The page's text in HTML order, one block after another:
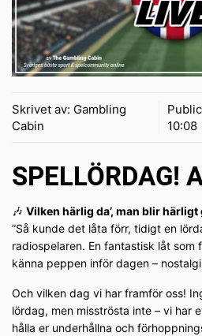
Skrivet av: Gambling
Cabin
10:08
SPELLÖRDAG!
🎶 Vilken härlig da’, man blir härligt
”Så kunde det låta förr, tidigt en
radiospelaren. En fantastisk låt
känna peppen inför dagen –
Och vilken dag vi har framför oss!
lördag, men misströsta inte – vi har
hålla er underhållna och